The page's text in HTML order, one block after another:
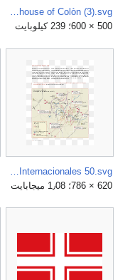
Arms of the house of Colòn (3).svg
500 × 600؛ 239 كيلوبايت
620 × 786؛ 1٫08 ميجابايت